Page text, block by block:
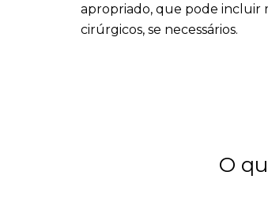
apropriado, que pode incluir
cirúrgicos, se necessários.
O